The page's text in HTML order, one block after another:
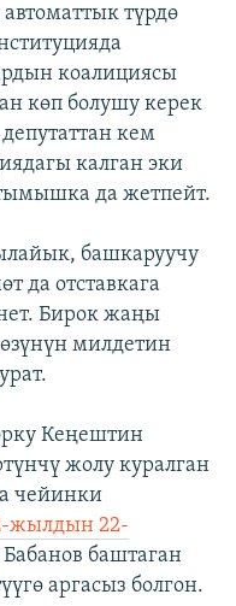
түрдө
коалициясы
көп болушу керек
кем
калган эки
да жетпейт.
башкаруучу
да отставкага
Бирок жаңы
милдетин
Кеңештин
жолу куралган
чейинки
жылдын 22-
баштаган
аргасыз болгон.